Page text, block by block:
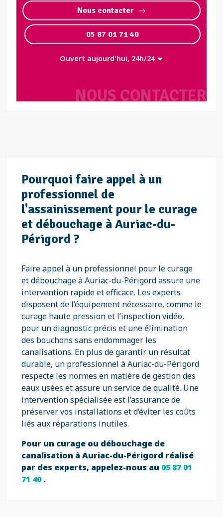
NOUS CONTACTER
Nous contacter
05 87 01 71 40
Ouvert aujourd'hui, 24h/24
Pourquoi faire appel à un
professionnel de
l'assainissement pour le curage
et débouchage à Auriac-du-
Périgord ?
Faire appel à un professionnel pour le curage
et débouchage à Auriac-du-Périgord assure une
intervention rapide et efficace. Les experts
disposent de l’équipement nécessaire, comme le
curage haute pression et l’inspection vidéo,
pour un diagnostic précis et une élimination
des bouchons sans endommager les
canalisations. En plus de garantir un résultat
durable, un professionnel à Auriac-du-Périgord
respecte les normes en matière de gestion des
eaux usées et assure un service de qualité. Une
intervention spécialisée est l’assurance de
préserver vos installations et d’éviter les coûts
liés aux réparations inutiles.
Pour un curage ou débouchage de
canalisation à Auriac-du-Périgord réalisé
par des experts, appelez-nous au 05 87 01
71 40.